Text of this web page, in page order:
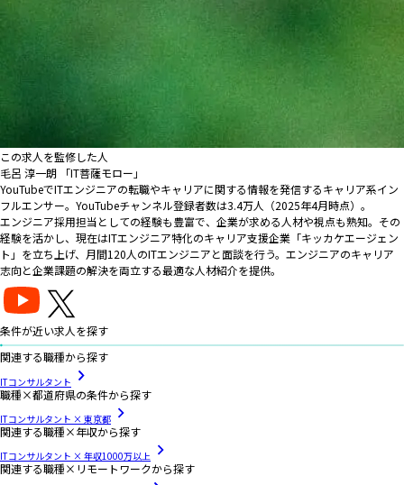
この求人を監修した人
毛呂 淳一朗 「IT菩薩モロー」
YouTubeでITエンジニアの転職やキャリアに関する情報を発信するキャリア系イン
フルエンサー。YouTubeチャンネル登録者数は3.4万人（2025年4月時点）。
エンジニア採用担当としての経験も豊富で、企業が求める人材や視点も熟知。その
経験を活かし、現在はITエンジニア特化のキャリア支援企業「キッカケエージェン
ト」を立ち上げ、月間120人のITエンジニアと面談を行う。エンジニアのキャリア
志向と企業課題の解決を両立する最適な人材紹介を提供。
条件が近い求人を探す
関連する職種から探す
ITコンサルタント
職種×都道府県の条件から探す
ITコンサルタント × 東京都
関連する職種×年収から探す
ITコンサルタント × 年収1000万以上
関連する職種×リモートワークから探す